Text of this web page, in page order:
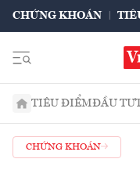
CHỨNG KHOÁN
TIÊU ĐIỂMĐẦU TƯ
CHỨNG KHOÁN